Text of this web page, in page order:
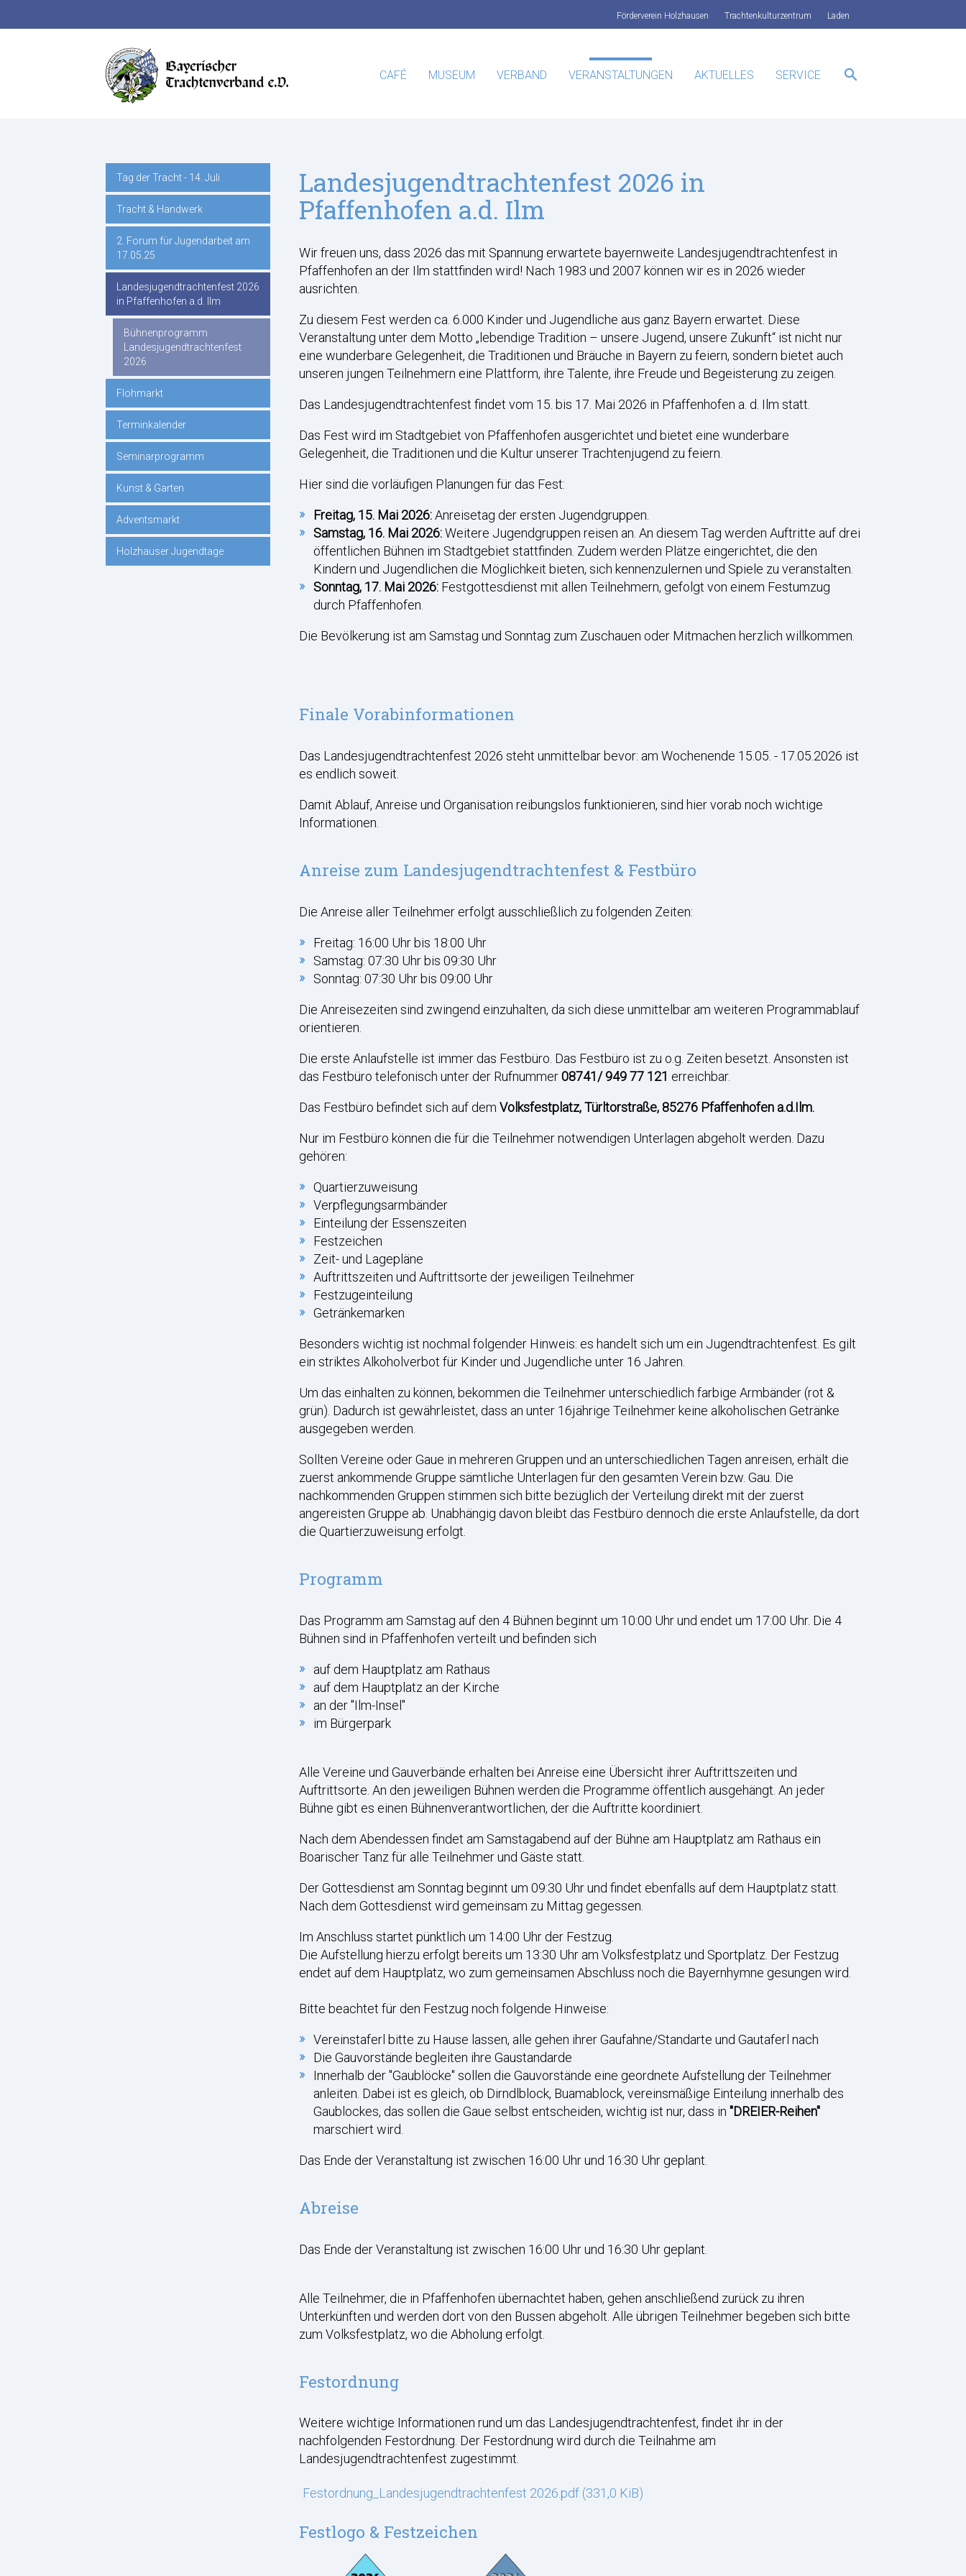
Laden
Trachtenkulturzentrum
Förderverein Holzhausen
CAFÉ MUSEUM VERBAND VERANSTALTUNGEN AKTUELLES SERVICE search
Suchbegriffe
Landesjugendtrachtenfest 2026 in
Pfaffenhofen a.d. Ilm
Wir freuen uns, dass 2026 das mit Spannung erwartete bayernweite Landesjugendtrachtenfest in
Pfaffenhofen an der Ilm stattfinden wird! Nach 1983 und 2007 können wir es in 2026 wieder
ausrichten.
Zu diesem Fest werden ca. 6.000 Kinder und Jugendliche aus ganz Bayern erwartet. Diese
Veranstaltung unter dem Motto „lebendige Tradition – unsere Jugend, unsere Zukunft“ ist nicht nur
eine wunderbare Gelegenheit, die Traditionen und Bräuche in Bayern zu feiern, sondern bietet auch
unseren jungen Teilnehmern eine Plattform, ihre Talente, ihre Freude und Begeisterung zu zeigen.
Das Landesjugendtrachtenfest findet vom 15. bis 17. Mai 2026 in Pfaffenhofen a. d. Ilm statt.
Das Fest wird im Stadtgebiet von Pfaffenhofen ausgerichtet und bietet eine wunderbare
Gelegenheit, die Traditionen und die Kultur unserer Trachtenjugend zu feiern.
Hier sind die vorläufigen Planungen für das Fest:
Freitag, 15. Mai 2026:Anreisetag der ersten Jugendgruppen.
Samstag, 16. Mai 2026:Weitere Jugendgruppen reisen an. An diesem Tag werden Auftritte auf drei
öffentlichen Bühnen im Stadtgebiet stattfinden. Zudem werden Plätze eingerichtet, die den
Kindern und Jugendlichen die Möglichkeit bieten, sich kennenzulernen und Spiele zu veranstalten.
Sonntag, 17. Mai 2026:Festgottesdienst mit allen Teilnehmern, gefolgt von einem Festumzug
durch Pfaffenhofen.
Die Bevölkerung ist am Samstag und Sonntag zum Zuschauen oder Mitmachen herzlich willkommen.
Finale Vorabinformationen
Das Landesjugendtrachtenfest 2026 steht unmittelbar bevor: am Wochenende 15.05. - 17.05.2026 ist
es endlich soweit.
Damit Ablauf, Anreise und Organisation reibungslos funktionieren, sind hier vorab noch wichtige
Informationen.
Anreise zum Landesjugendtrachtenfest & Festbüro
Die Anreise aller Teilnehmer erfolgt ausschließlich zu folgenden Zeiten:
Freitag: 16:00 Uhr bis 18:00 Uhr
Samstag: 07:30 Uhr bis 09:30 Uhr
Sonntag: 07:30 Uhr bis 09:00 Uhr
Die Anreisezeiten sind zwingend einzuhalten, da sich diese unmittelbar am weiteren Programmablauf
orientieren.
Die erste Anlaufstelle ist immer das Festbüro. Das Festbüro ist zu o.g. Zeiten besetzt. Ansonsten ist
das Festbüro telefonisch unter der Rufnummer08741/ 949 77 121 erreichbar.
Das Festbüro befindet sich auf dem Volksfestplatz, Türltorstraße, 85276 Pfaffenhofen a.d.Ilm.
Nur im Festbüro können die für die Teilnehmer notwendigen Unterlagen abgeholt werden. Dazu
gehören:
Quartierzuweisung
Verpflegungsarmbänder
Einteilung der Essenszeiten
Festzeichen
Zeit- und Lagepläne
Auftrittszeiten und Auftrittsorte der jeweiligen Teilnehmer
Festzugeinteilung
Getränkemarken
Besonders wichtig ist nochmal folgender Hinweis: es handelt sich um ein Jugendtrachtenfest. Es gilt
ein striktes Alkoholverbot für Kinder und Jugendliche unter 16 Jahren.
Um das einhalten zu können, bekommen die Teilnehmer unterschiedlich farbige Armbänder (rot &
grün). Dadurch ist gewährleistet, dass an unter 16jährige Teilnehmer keine alkoholischen Getränke
ausgegeben werden.
Sollten Vereine oder Gaue in mehreren Gruppen und an unterschiedlichen Tagen anreisen, erhält die
zuerst ankommende Gruppe sämtliche Unterlagen für den gesamten Verein bzw. Gau. Die
nachkommenden Gruppen stimmen sich bitte bezüglich der Verteilung direkt mit der zuerst
angereisten Gruppe ab. Unabhängig davon bleibt das Festbüro dennoch die erste Anlaufstelle, da dort
die Quartierzuweisung erfolgt.
Programm
Das Programm am Samstag auf den 4 Bühnen beginnt um 10:00 Uhr und endet um 17:00 Uhr. Die 4
Bühnen sind in Pfaffenhofen verteilt und befinden sich
auf dem Hauptplatz am Rathaus
auf dem Hauptplatz an der Kirche
an der "Ilm-Insel"
im Bürgerpark
Alle Vereine und Gauverbände erhalten bei Anreise eine Übersicht ihrer Auftrittszeiten und
Auftrittsorte. An den jeweiligen Bühnen werden die Programme öffentlich ausgehängt. An jeder
Bühne gibt es einen Bühnenverantwortlichen, der die Auftritte koordiniert.
Nach dem Abendessen findet am Samstagabend auf der Bühne am Hauptplatz am Rathaus ein
Boarischer Tanz für alle Teilnehmer und Gäste statt.
Der Gottesdienst am Sonntag beginnt um 09:30 Uhr und findet ebenfalls auf dem Hauptplatz statt.
Nach dem Gottesdienst wird gemeinsam zu Mittag gegessen.
Im Anschluss startet pünktlich um 14:00 Uhr der Festzug.
Die Aufstellung hierzu erfolgt bereits um 13:30 Uhr am Volksfestplatz und Sportplatz. Der Festzug
endet auf dem Hauptplatz, wo zum gemeinsamen Abschluss noch die Bayernhymne gesungen wird.
Bitte beachtet für den Festzug noch folgende Hinweise:
Vereinstaferl bitte zu Hause lassen, alle gehen ihrer Gaufahne/Standarte und Gautaferl nach
Die Gauvorstände begleiten ihre Gaustandarde
Innerhalb der "Gaublöcke" sollen die Gauvorstände eine geordnete Aufstellung der Teilnehmer
anleiten. Dabei ist es gleich, ob Dirndlblock, Buamablock, vereinsmäßige Einteilung innerhalb des
Gaublockes, das sollen die Gaue selbst entscheiden, wichtig ist nur, dass in "DREIER-Reihen"
marschiert wird.
Das Ende der Veranstaltung ist zwischen 16:00 Uhr und 16:30 Uhr geplant.
Abreise
Das Ende der Veranstaltung ist zwischen 16:00 Uhr und 16:30 Uhr geplant.
Alle Teilnehmer, die in Pfaffenhofen übernachtet haben, gehen anschließend zurück zu ihren
Unterkünften und werden dort von den Bussen abgeholt. Alle übrigen Teilnehmer begeben sich bitte
zum Volksfestplatz, wo die Abholung erfolgt.
Festordnung
Weitere wichtige Informationen rund um das Landesjugendtrachtenfest, findet ihr in der
nachfolgenden Festordnung. Der Festordnung wird durch die Teilnahme am
Landesjugendtrachtenfest zugestimmt.
Festordnung_Landesjugendtrachtenfest 2026.pdf (331,0 KiB)
Festlogo & Festzeichen
Navigation
überspringen
Tag der Tracht - 14. Juli
Tracht & Handwerk
2. Forum für Jugendarbeit am
17.05.25
Landesjugendtrachtenfest 2026
in Pfaffenhofen a.d. Ilm
Bühnenprogramm
Landesjugendtrachtenfest
2026
Flohmarkt
Terminkalender
Seminarprogramm
Kunst & Garten
Adventsmarkt
Holzhauser Jugendtage